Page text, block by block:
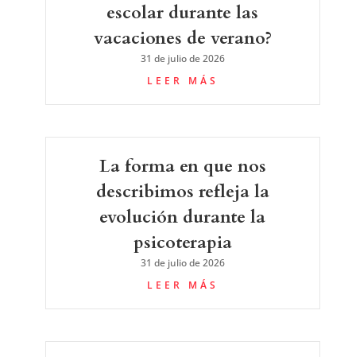
escolar durante las
vacaciones de verano?
31 de julio de 2026
LEER MÁS
La forma en que nos
describimos refleja la
evolución durante la
psicoterapia
31 de julio de 2026
LEER MÁS